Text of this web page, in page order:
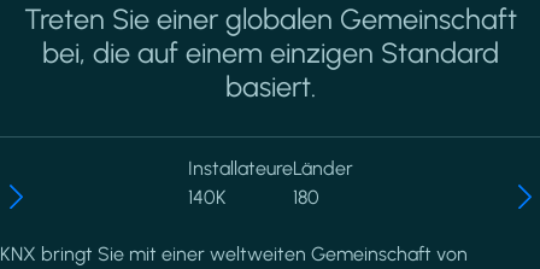
Treten Sie einer globalen Gemeinschaft
bei, die auf einem einzigen Standard
basiert.
Installateure
140K
Länder
180
KNX bringt Sie mit einer weltweiten Gemeinschaft von